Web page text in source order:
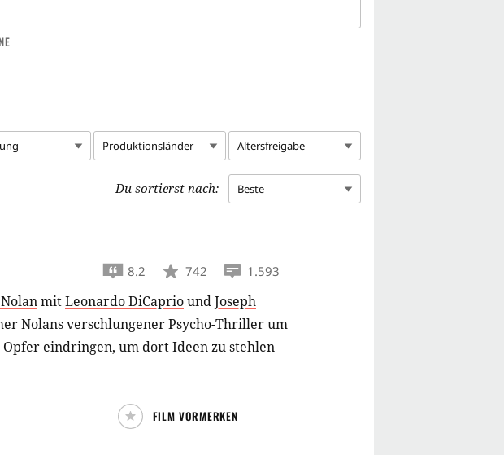
Produktionsländer Altersfreigabe
Du sortierst nach: Beste
8.2 742 1.593
mitLeonardo DiCaprioundJoseph
Nolans verschlungener Psycho-Thriller um
eindringen, um dort Ideen zu stehlen –
FILM VORMERKEN